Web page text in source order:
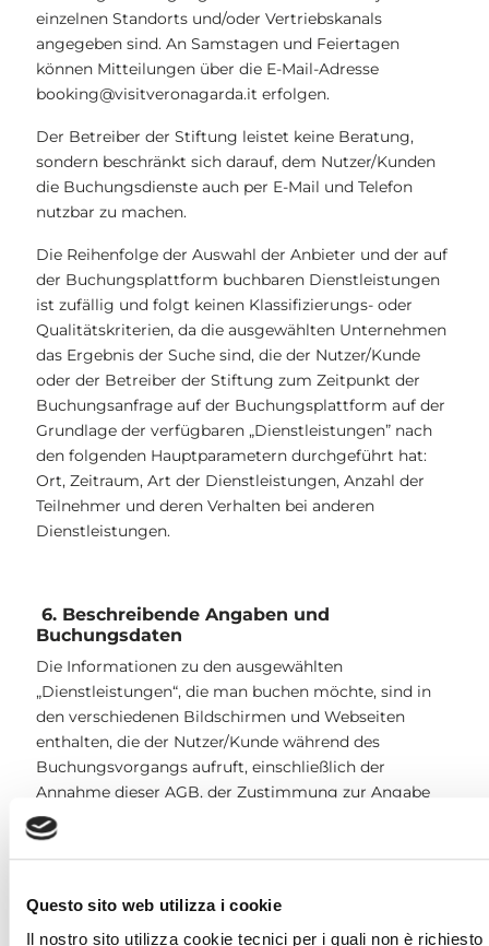
Questo sito web utilizza i cookie
Il nostro sito utilizza cookie tecnici per i quali non è richiesto
einzelnen Standorts und/oder Vertriebskanals
angegeben sind. An Samstagen und Feiertagen
können Mitteilungen über die E-Mail-Adresse
booking@visitveronagarda.it erfolgen.
Der Betreiber der Stiftung leistet keine Beratung,
sondern beschränkt sich darauf, dem Nutzer/Kunden
die Buchungsdienste auch per E-Mail und Telefon
nutzbar zu machen.
Die Reihenfolge der Auswahl der Anbieter und der auf
der Buchungsplattform buchbaren Dienstleistungen
ist zufällig und folgt keinen Klassifizierungs- oder
Qualitätskriterien, da die ausgewählten Unternehmen
das Ergebnis der Suche sind, die der Nutzer/Kunde
oder der Betreiber der Stiftung zum Zeitpunkt der
Buchungsanfrage auf der Buchungsplattform auf der
Grundlage der verfügbaren „Dienstleistungen” nach
den folgenden Hauptparametern durchgeführt hat:
Ort, Zeitraum, Art der Dienstleistungen, Anzahl der
Teilnehmer und deren Verhalten bei anderen
Dienstleistungen.
6. Beschreibende Angaben und
Buchungsdaten
Die Informationen zu den ausgewählten
„Dienstleistungen“, die man buchen möchte, sind in
den verschiedenen Bildschirmen und Webseiten
enthalten, die der Nutzer/Kunde während des
Buchungsvorgangs aufruft, einschließlich der
Annahme dieser AGB, der Zustimmung zur Angabe
der Kreditkartendaten als Garantie für die Buchung
und der Genehmigung, diese auch zur Einziehung
die Zustimmung zur Datenschutzerklärung vor der